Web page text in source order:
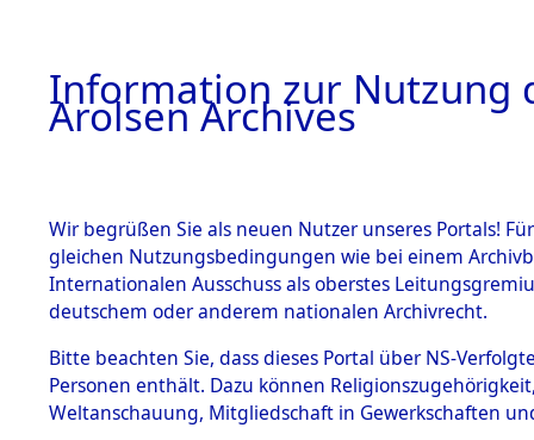
BILD
BESTÄNDE
1.
Steinrain.
0003 (84605541)
Information zur Nutzung
Arolsen Archives
Wir begrüßen Sie als neuen Nutzer unseres Portals!
gleichen Nutzungsbedingungen wie bei einem
Internationalen Ausschuss als oberstes
deutschem oder anderem nationalen Archivrecht.
Bitte beachten Sie, dass dieses Portal über NS-
Personen enthält. Dazu können
Weltanschauung, Mitgliedschaft in Gewerkschaften